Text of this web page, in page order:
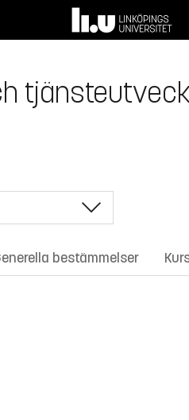
bestämmelser